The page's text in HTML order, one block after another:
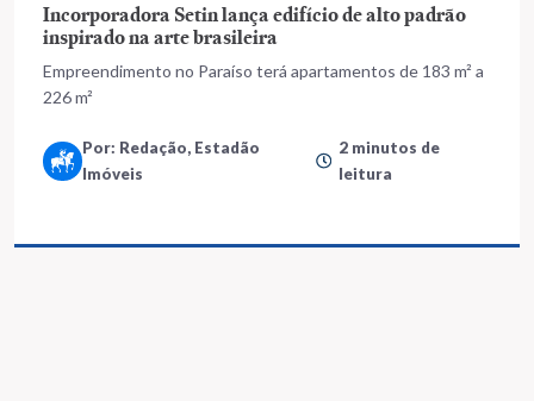
Incorporadora Setin lança edifício de alto padrão
inspirado na arte brasileira
Empreendimento no Paraíso terá apartamentos de 183 m² a
226 m²
Por: Redação, Estadão
Imóveis
2 minutos de
leitura